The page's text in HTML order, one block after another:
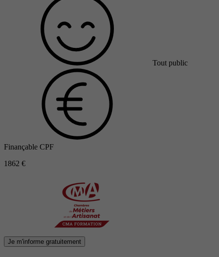
Tout public
Finançable CPF
1862 €
Je m'informe gratuitement